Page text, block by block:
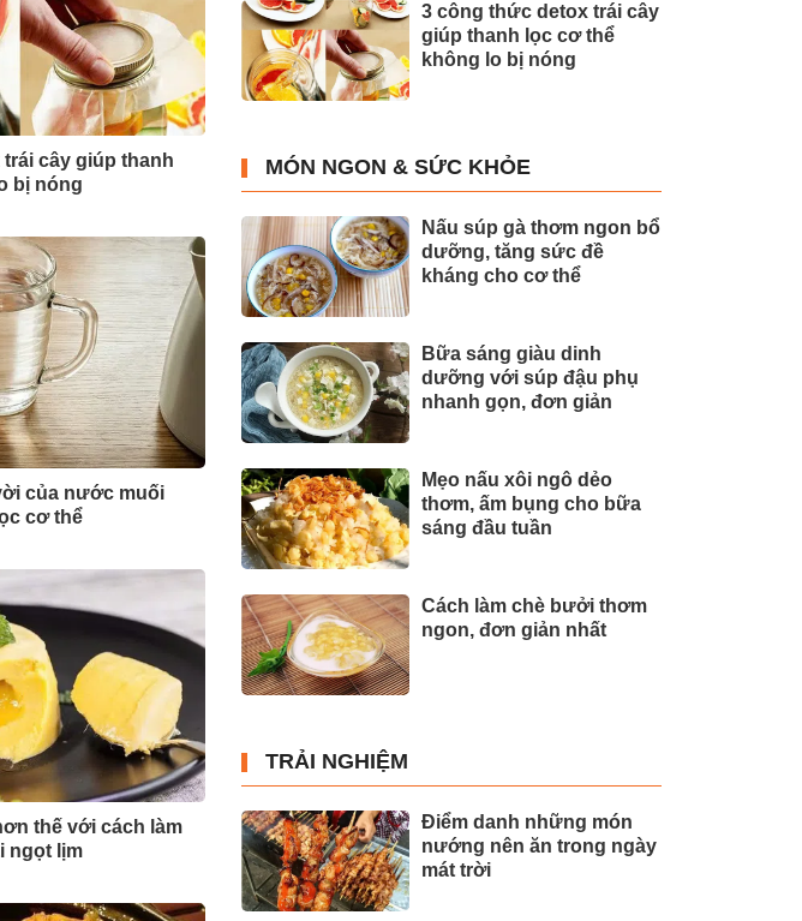
cây giúp thanh
bị nóng
của nước muối
cơ thể
thế với cách làm
ngọt lịm
3 công thức detox trái cây
giúp thanh lọc cơ thể
không lo bị nóng
MÓN NGON & SỨC KHỎE
Nấu súp gà thơm ngon bổ
dưỡng, tăng sức đề
kháng cho cơ thể
Bữa sáng giàu dinh
dưỡng với súp đậu phụ
nhanh gọn, đơn giản
Mẹo nấu xôi ngô dẻo
thơm, ấm bụng cho bữa
sáng đầu tuần
Cách làm chè bưởi thơm
ngon, đơn giản nhất
TRẢI NGHIỆM
Điểm danh những món
nướng nên ăn trong ngày
mát trời